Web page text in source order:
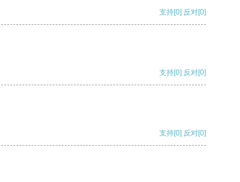
支持[0] 反对[0]
支持[0] 反对[0]
支持[0] 反对[0]